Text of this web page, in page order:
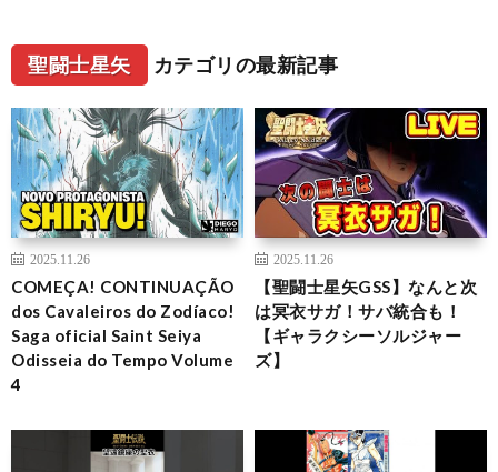
聖闘士星矢 カテゴリの最新記事
2025.11.26
COMEÇA! CONTINUAÇÃO
dos Cavaleiros do Zodíaco!
Saga oficial Saint Seiya
Odisseia do Tempo Volume
4
2025.11.26
【聖闘士星矢GSS】なんと次
は冥衣サガ！サバ統合も！
【ギャラクシーソルジャー
ズ】